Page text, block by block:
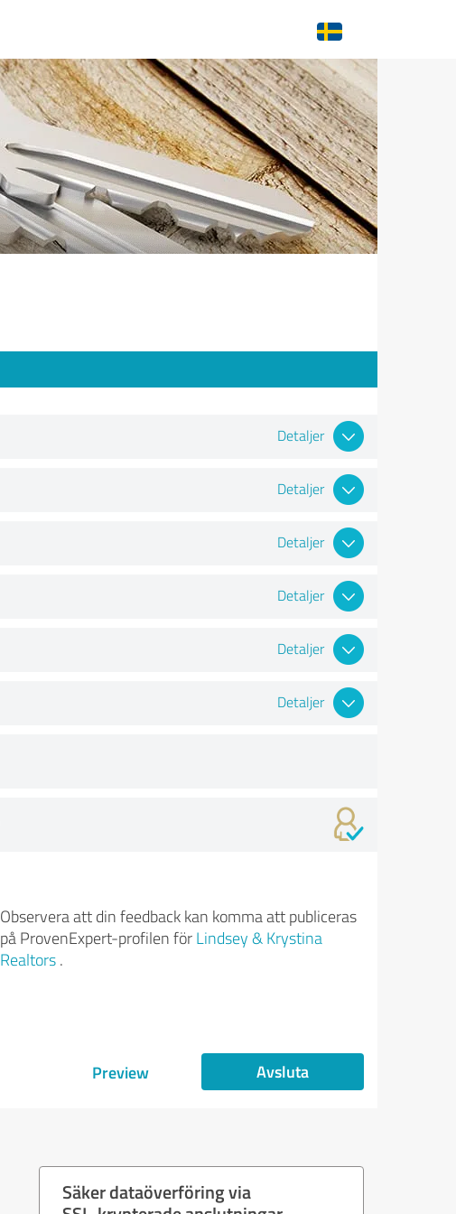
Detaljer
Detaljer
Detaljer
Detaljer
Detaljer
Detaljer
Observera att din feedback kan komma att publiceras
på ProvenExpert-profilen för Lindsey & Krystina
Realtors.
Preview Avsluta
Säker dataöverföring via